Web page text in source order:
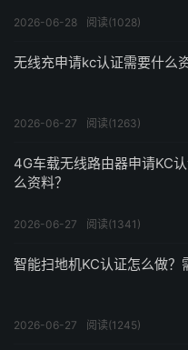
2026-06-28 阅读(1028)
无线充申请kc认证需要什么
2026-06-27 阅读(1263)
4G车载无线路由器申请KC
么资料？
2026-06-27 阅读(1341)
智能扫地机KC认证怎么做？
2026-06-27 阅读(1245)